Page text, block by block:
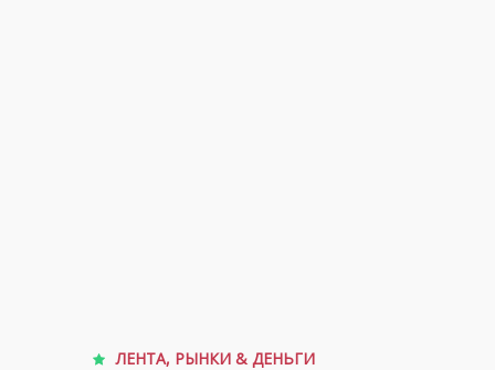
ЛЕНТА, РЫНКИ & ДЕНЬГИ